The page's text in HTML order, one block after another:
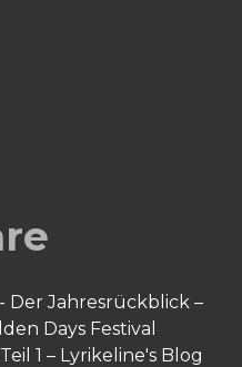
Der Jahresrückblick –
Days Festival
1 – Lyrikeline's Blog